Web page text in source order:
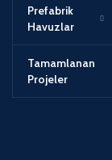
Prefabrik
Havuzlar
Tamamlanan
Projeler